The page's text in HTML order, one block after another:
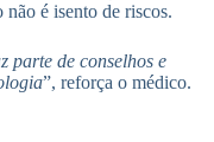
é isento de riscos.
parte de conselhos e
”, reforça o médico.